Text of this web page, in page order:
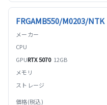
FRGAMB550/M0203/NTK
RTX 5070 12GB